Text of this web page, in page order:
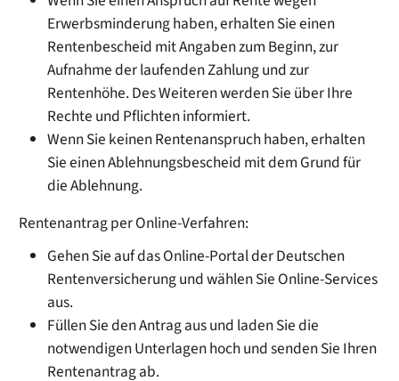
Erwerbsminderung haben, erhalten Sie einen
Rentenbescheid mit Angaben zum Beginn, zur
Aufnahme der laufenden Zahlung und zur
Rentenhöhe. Des Weiteren werden Sie über Ihre
Rechte und Pflichten informiert.
Wenn Sie keinen Rentenanspruch haben, erhalten
Sie einen Ablehnungsbescheid mit dem Grund für
die Ablehnung.
Rentenantrag per Online-Verfahren:
Gehen Sie auf das Online-Portal der Deutschen
Rentenversicherung und wählen Sie Online-Services
aus.
Füllen Sie den Antrag aus und laden Sie die
notwendigen Unterlagen hoch und senden Sie Ihren
Rentenantrag ab.